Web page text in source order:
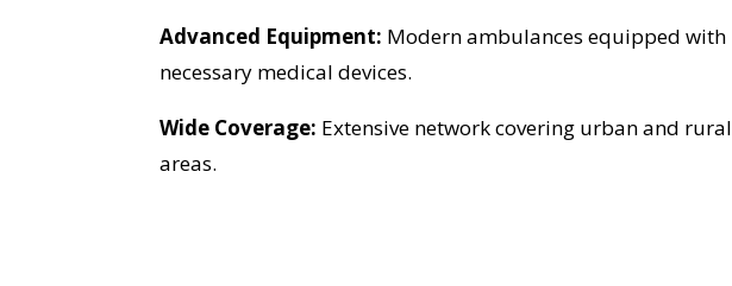
Advanced Equipment: Modern ambulances equipped with
necessary medical devices.
Wide Coverage: Extensive network covering urban and rural
areas.